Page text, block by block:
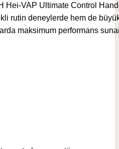
Hei-VAP Ultimate Control
rutin deneylerde hem de
maksimum performans